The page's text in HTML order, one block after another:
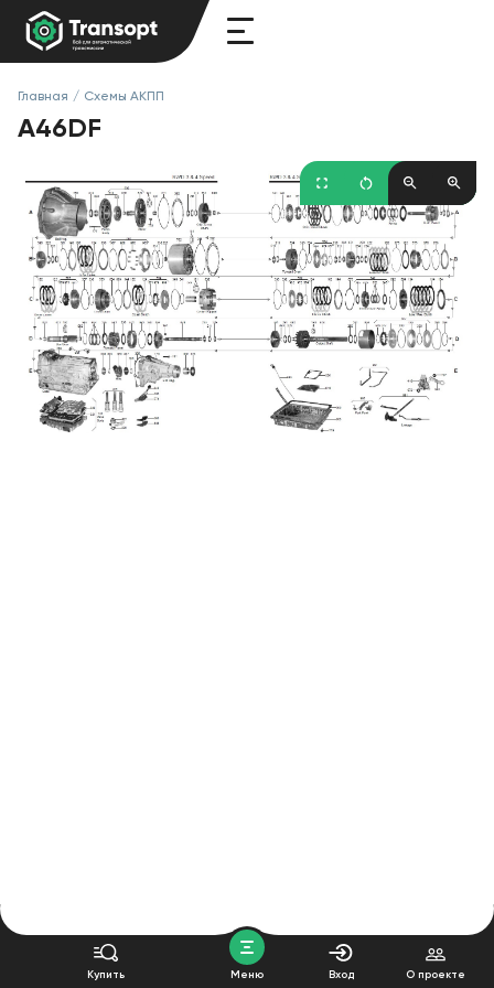
Главная / Схемы АКПП
A46DF
Купить Меню Вход О проекте